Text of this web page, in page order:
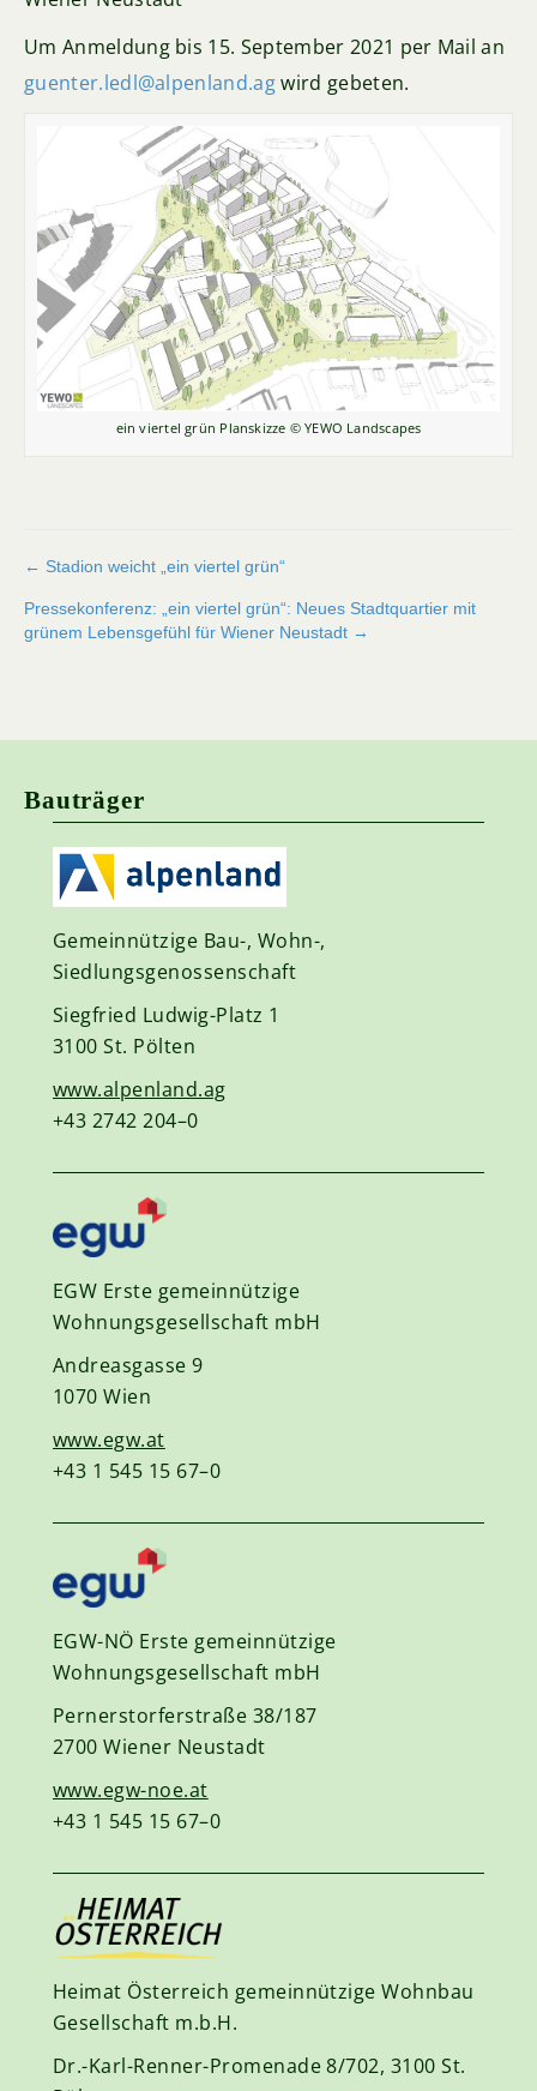
Um Anmeldung bis 15. September 2021 per Mail an
guenter.ledl@alpenland.agwird gebeten.
ein viertel grün Planskizze © YEWO Landscapes
Beitragsnavigation
← Stadion weicht „ein viertel grün“
Pressekonferenz: „ein viertel grün“: Neues Stadtquartier mit
grünem Lebensgefühl für Wiener Neustadt →
Bauträger
Gemeinnützige Bau-, Wohn-,
Siedlungsgenossenschaft
Siegfried Ludwig-Platz 1
3100 St. Pölten
www.alpenland.ag
+43 2742 204–0
EGW Erste gemeinnützige
Wohnungsgesellschaft mbH
Andreasgasse 9
1070 Wien
www.egw.at
+43 1 545 15 67–0
EGW-NÖ Erste gemeinnützige
Wohnungsgesellschaft mbH
Pernerstorferstraße 38/187
2700 Wiener Neustadt
www.egw-noe.at
+43 1 545 15 67–0
Heimat Österreich gemeinnützige Wohnbau
Gesellschaft m.b.H.
Dr.-Karl-Renner-Promenade 8/702, 3100 St.